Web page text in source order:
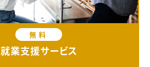
無料
就業支援サービス